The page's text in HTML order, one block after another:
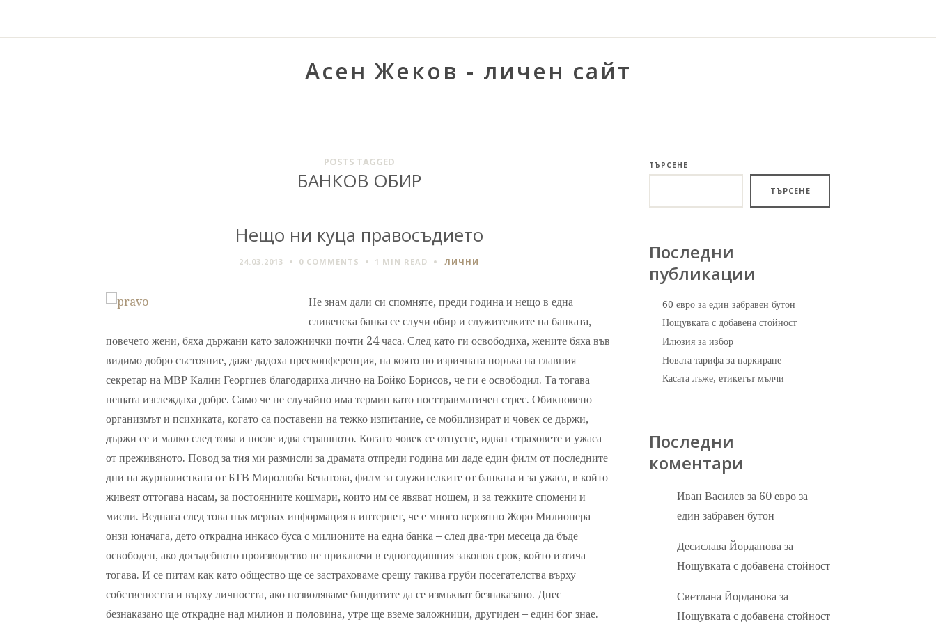
Асен Жеков - личен сайт
POSTS TAGGED
БАНКОВ ОБИР
Нещо ни куца правосъдието
24.03.2013 0 COMMENTS 1 MIN READ ЛИЧНИ
Не знам дали си спомняте, преди година и нещо в една
сливенска банка се случи обир и служителките на банката,
повечето жени, бяха държани като заложнички почти 24 часа. След като ги освободиха, жените бяха във
видимо добро състояние, даже дадоха пресконференция, на която по изричната поръка на главния
секретар на МВР Калин Георгиев благодариха лично на Бойко Борисов, че ги е освободил. Та тогава
нещата изглеждаха добре. Само че не случайно има термин като посттравматичен стрес. Обикновено
организмът и психиката, когато са поставени на тежко изпитание, се мобилизират и човек се държи,
държи се и малко след това и после идва страшното. Когато човек се отпусне, идват страховете и ужаса
от преживяното. Повод за тия ми размисли за драмата отпреди година ми даде един филм от последните
дни на журналистката от БТВ Миролюба Бенатова, филм за служителките от банката и за ужаса, в който
живеят оттогава насам, за постоянните кошмари, които им се явяват нощем, и за тежките спомени и
мисли. Веднага след това пък мернах информация в интернет, че е много вероятно Жоро Милионера –
онзи юначага, дето открадна инкасо буса с милионите на една банка – след два-три месеца да бъде
освободен, ако досъдебното производство не приключи в едногодишния законов срок, който изтича
тогава. И се питам как като общество ще се застраховаме срещу такива груби посегателства върху
собствеността и върху личността, ако позволяваме бандитите да се измъкват безнаказано. Днес
безнаказано ще открадне над милион и половина, утре ще вземе заложници, другиден – един бог знае.
ТЪРСЕНЕ
ТЪРСЕНЕ
Последни
публикации
60 евро за един забравен бутон
Нощувката с добавена стойност
Илюзия за избор
Новата тарифа за паркиране
Касата лъже, етикетът мълчи
Последни
коментари
Иван Василев за 60 евро за
един забравен бутон
Десислава Йорданова за
Нощувката с добавена стойност
Светлана Йорданова за
Нощувката с добавена стойност